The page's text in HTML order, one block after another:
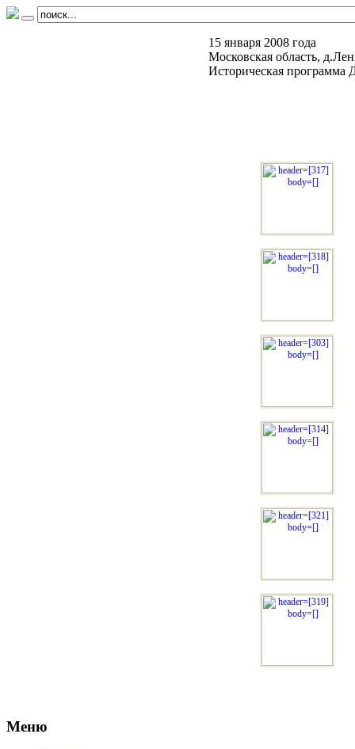
15 января 2008 года
Московская область,
Историческая
Меню